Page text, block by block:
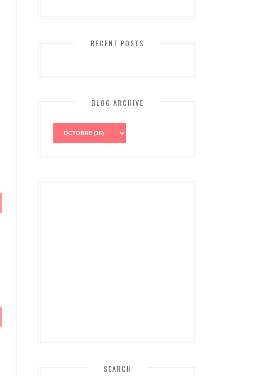
RECENT POSTS
BLOG ARCHIVE
SEARCH